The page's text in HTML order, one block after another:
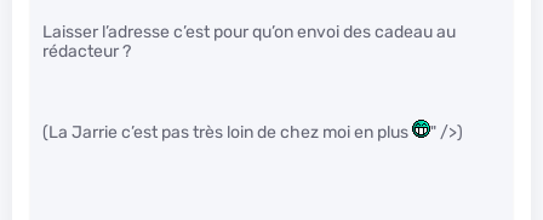
Laisser l’adresse c’est pour qu’on envoi des cadeau au
rédacteur ?
(La Jarrie c’est pas très loin de chez moi en plus " />)